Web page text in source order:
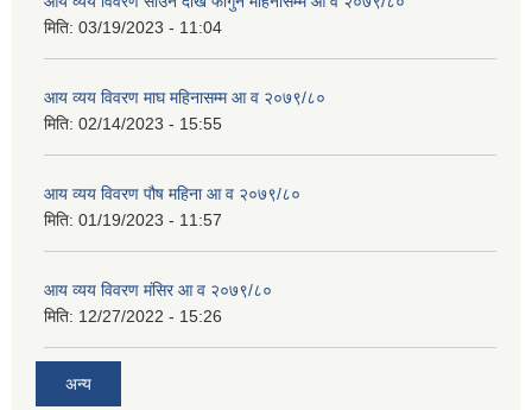
मिति: 03/19/2023 - 11:04
आय व्यय विवरण माघ महिनासम्म आ व २०७९/८०
मिति: 02/14/2023 - 15:55
आय व्यय विवरण पौष महिना आ व २०७९/८०
मिति: 01/19/2023 - 11:57
आय व्यय विवरण मंसिर आ व २०७९/८०
मिति: 12/27/2022 - 15:26
अन्य